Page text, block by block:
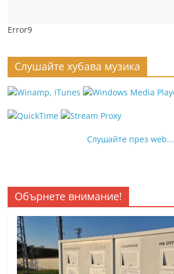
Error9
Слушайте хубава музика
Слушайте през web...
Обърнете внимание!